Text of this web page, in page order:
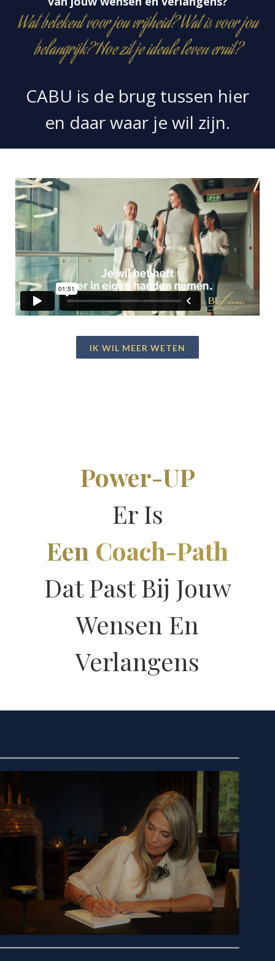
Wat betekent voor jou vrijheid? Wat is voor jou
belangrijk? Hoe zit je ideale leven eruit?
CABU is de brug tussen hier
en daar waar je wil zijn.
IK WIL MEER WETEN
Power-UP
Er Is
Een Coach-Path
Dat Past Bij Jouw
Wensen En
Verlangens